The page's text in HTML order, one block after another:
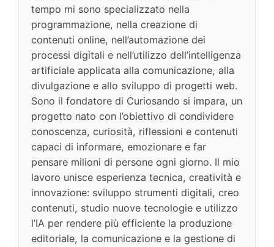
tempo mi sono specializzato nella
programmazione, nella creazione di
contenuti online, nell’automazione dei
processi digitali e nell’utilizzo dell’intelligenza
artificiale applicata alla comunicazione, alla
divulgazione e allo sviluppo di progetti web.
Sono il fondatore di Curiosando si impara, un
progetto nato con l’obiettivo di condividere
conoscenza, curiosità, riflessioni e contenuti
capaci di informare, emozionare e far
pensare milioni di persone ogni giorno. Il mio
lavoro unisce esperienza tecnica, creatività e
innovazione: sviluppo strumenti digitali, creo
contenuti, studio nuove tecnologie e utilizzo
l’IA per rendere più efficiente la produzione
editoriale, la comunicazione e la gestione di